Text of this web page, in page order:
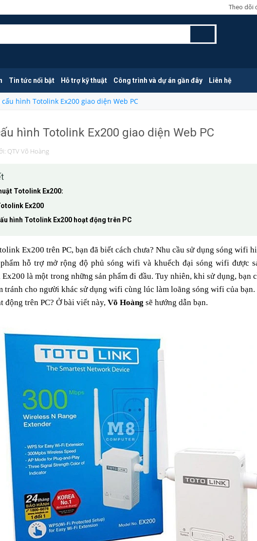
Theo dõi
Tin tức nổi bật Hỗ trợ kỹ thuật Công trình và dự án gần đây Liên hệ
hình Totolink Ex200 giao diện Web PC
hình Totolink Ex200 giao diện Web PC
QTV Võ Hoàng
Totolink Ex200:
Ex200
hình Totolink Ex200 hoạt động trên PC
Ex200 trên PC, bạn đã biết cách chưa? Nhu cầu sử dụng sóng wifi
hỗ trợ mở rộng độ phủ sóng wifi và khuếch đại sóng wifi được
là một trong những sản phẩm đi đầu. Tuy nhiên, khi sử dụng, bạn
tránh cho người khác sử dụng wifi cùng lúc làm loãng sóng wifi của bạn.
động trên PC? Ở bài viết này, Võ Hoàng sẽ hướng dẫn bạn.